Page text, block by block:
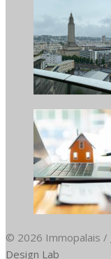
© 2026 Immopalais /
Design Lab